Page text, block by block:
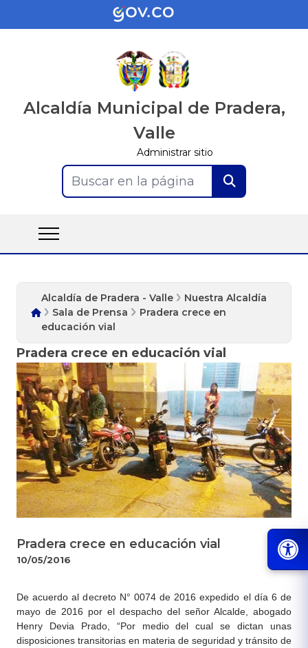
Alcaldía Municipal de Pradera,
Valle
Administrar sitio
Buscar en la página
Alcaldía de Pradera - Valle
Nuestra Alcaldía
Sala de Prensa
Pradera crece en
educación vial
Pradera crece en educación vial
Pradera crece en educación vial
10/05/2016
​​De acuerdo al decreto N° 0074 de 2016 expedido el día 6 de
mayo de 2016 por el despacho del señor Alcalde, abogado
Henry Devia Prado, “Por medio del cual se dictan unas
disposiciones transitorias en materia de seguridad y tránsito de